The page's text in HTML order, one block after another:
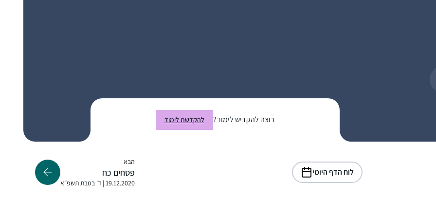
רוצה להקדיש לימוד? להקדשת לימוד
לוח הדף היומי
הבא
פסחים כח
19.12.2020 | ד׳ בטבת תשפ״א
התחלתי מעט לפני תחילת הסבב הנוכחי. אני
ללמוד גמרא יש לדעת ולהכיר את כל הגמרא. זו
מעין צבת בצבת עשויה שהיא עצומה בהיקפה.”